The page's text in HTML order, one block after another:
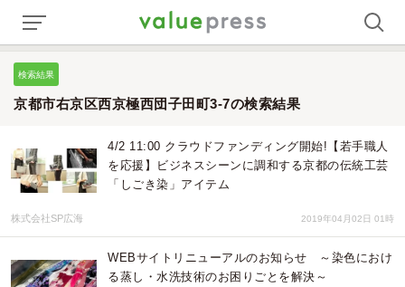
検索結果
京都市右京区西京極西団子田町3-7の検索結果
4/2 11:00 クラウドファンディング開始!【若手職人
を応援】ビジネスシーンに調和する京都の伝統工芸
「しごき染」アイテム
株式会社SP広海 2019年04月02日 01時
WEBサイトリニューアルのお知らせ ～染色におけ
る蒸し・水洗技術のお困りごとを解決～